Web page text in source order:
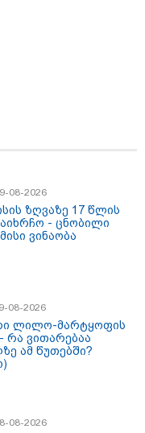
ვიცოდეთ
2026
თამაშის
დაარტყა,
ადამიანი -
ტრაგიკული
კადრები
2026
ინფორმაციით,
მიიტანა,
ადამიანი და
08-2026
ზღვაზე 17 წლის
- ცნობილი
ვინაობა
08-2026
ლილო-მარტყოფის
რა ვითარებაა
ამ წუთებში?
08-2026